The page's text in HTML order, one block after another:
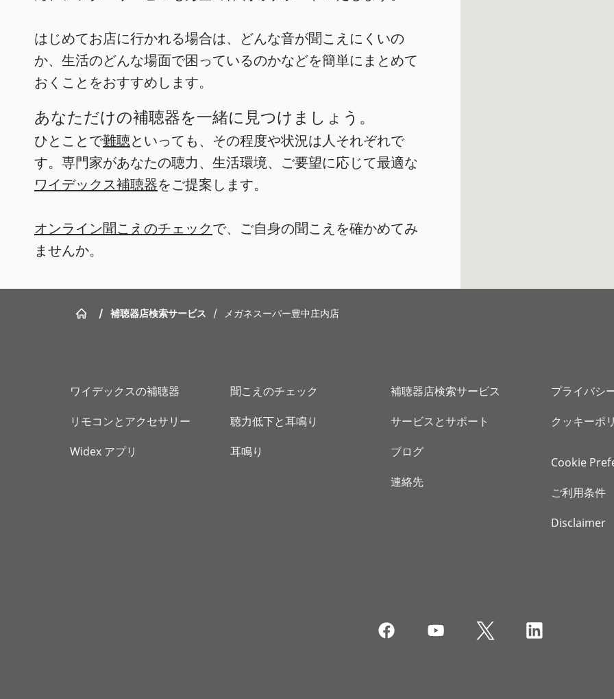
はじめてお店に行かれる場合は、どんな音が聞こえにくいの
か、生活のどんな場面で困っているのかなどを簡単にまとめて
おくことをおすすめします。
あなただけの補聴器を一緒に見つけましょう。
ひとことで難聴といっても、その程度や状況は人それぞれで
す。専門家があなたの聴力、生活環境、ご要望に応じて最適な
ワイデックス補聴器をご提案します。
オンライン聞こえのチェックで、ご自身の聞こえを確かめてみ
ませんか。
/ 補聴器店検索サービス / メガネスーパー豊中庄内店
ワイデックスの補聴器
リモコンとアクセサリー
Widex アプリ
聞こえのチェック
聴力低下と耳鳴り
耳鳴り
補聴器店検索サービス
サービスとサポート
ブログ
連絡先
プライバシ
クッキーポ
Cookie
ご利用条件
Disclaimer